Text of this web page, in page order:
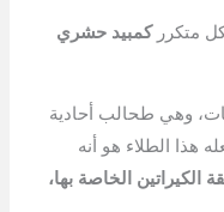
متكرركمبيد حشري
وهي طحالب أحادية
هذا الطلاء هو أنه
الكيراتين الخاصة بها،